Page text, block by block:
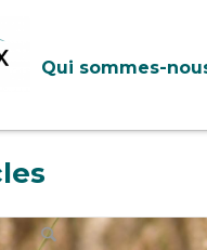
Qui sommes-